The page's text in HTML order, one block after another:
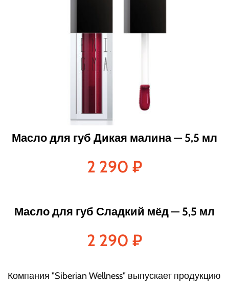
Масло для губ Дикая малина — 5,5 мл
2 290 ₽
Масло для губ Сладкий мёд — 5,5 мл
2 290 ₽
Компания "Siberian Wellness" выпускает продукцию